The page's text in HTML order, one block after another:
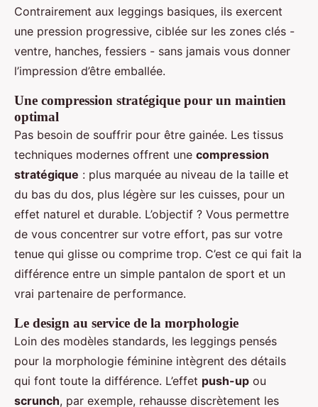
Contrairement aux leggings basiques, ils exercent
une pression progressive, ciblée sur les zones clés -
ventre, hanches, fessiers - sans jamais vous donner
l’impression d’être emballée.
Une compression stratégique pour un maintien
optimal
Pas besoin de souffrir pour être gainée. Les tissus
techniques modernes offrent une compression
stratégique : plus marquée au niveau de la taille et
du bas du dos, plus légère sur les cuisses, pour un
effet naturel et durable. L’objectif ? Vous permettre
de vous concentrer sur votre effort, pas sur votre
tenue qui glisse ou comprime trop. C’est ce qui fait la
différence entre un simple pantalon de sport et un
vrai partenaire de performance.
Le design au service de la morphologie
Loin des modèles standards, les leggings pensés
pour la morphologie féminine intègrent des détails
qui font toute la différence. L’effet push-up ou
scrunch, par exemple, rehausse discrètement les